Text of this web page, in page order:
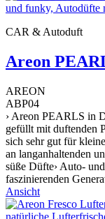
CAR & Autoduft
Areon
AREON
ABP04
› Areon PEARLS in
gefüllt mit duftenden
sich sehr gut für
an langanhaltenden
süße Düfte› Auto-
faszinierenden
Ansicht